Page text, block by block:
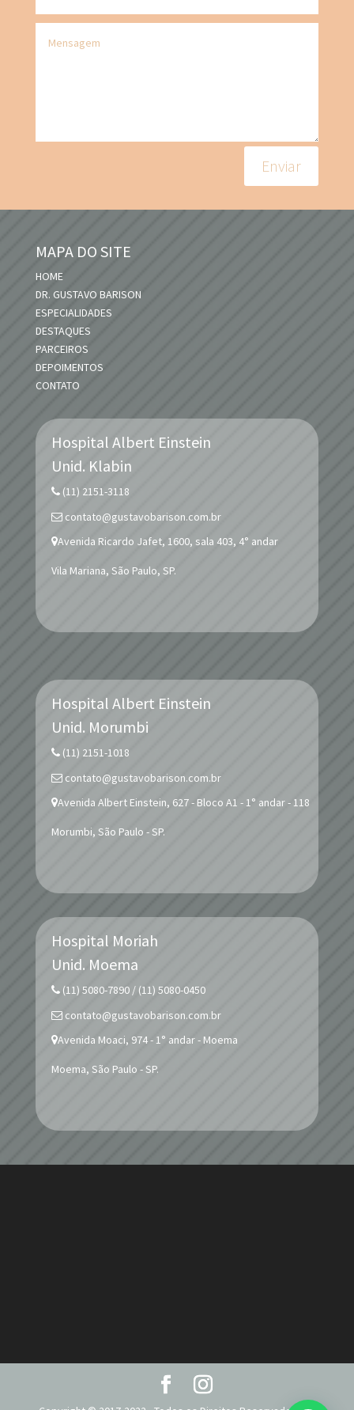
Enviar
MAPA DO SITE
HOME
DR. GUSTAVO BARISON
ESPECIALIDADES
DESTAQUES
PARCEIROS
DEPOIMENTOS
CONTATO
Hospital Albert Einstein
Unid. Klabin
(11) 2151-3118
contato@gustavobarison.com.br
Avenida Ricardo Jafet, 1600, sala 403, 4° andar
Vila Mariana, São Paulo, SP.
Hospital Albert Einstein
Unid. Morumbi
(11) 2151-1018
contato@gustavobarison.com.br
Avenida Albert Einstein, 627 - Bloco A1 - 1° andar - 118
Morumbi, São Paulo - SP.
Hospital Moriah
Unid. Moema
(11) 5080-7890 / (11) 5080-0450
contato@gustavobarison.com.br
Avenida Moaci, 974 - 1° andar - Moema
Moema, São Paulo - SP.